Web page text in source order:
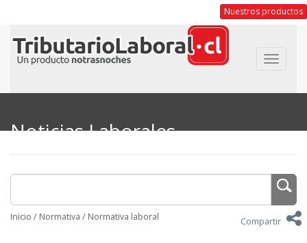
Nuestros productos
Toggle
Noticias Laborales
Inicio / Normativa / Normativa laboral Compartir